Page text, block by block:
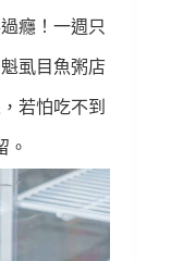
癮！ 一週只
虱目魚粥店
若怕吃不到
。